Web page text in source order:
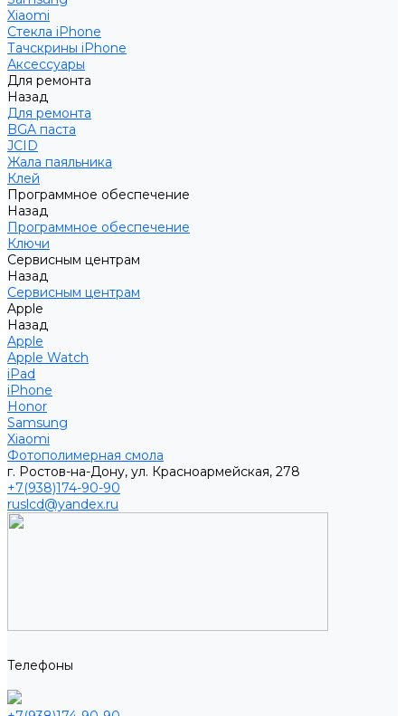
Xiaomi
Стекла iPhone
Тачскрины iPhone
Аксессуары
Для ремонта
Назад
Для ремонта
BGA паста
JCID
Жала паяльника
Клей
Программное обеспечение
Назад
Программное обеспечение
Ключи
Сервисным центрам
Назад
Сервисным центрам
Apple
Назад
Apple
Apple Watch
iPad
iPhone
Honor
Samsung
Xiaomi
Фотополимерная смола
г. Ростов-на-Дону, ул. Красноармейская, 278
+7(938)174-90-90
ruslcd@yandex.ru
Телефоны